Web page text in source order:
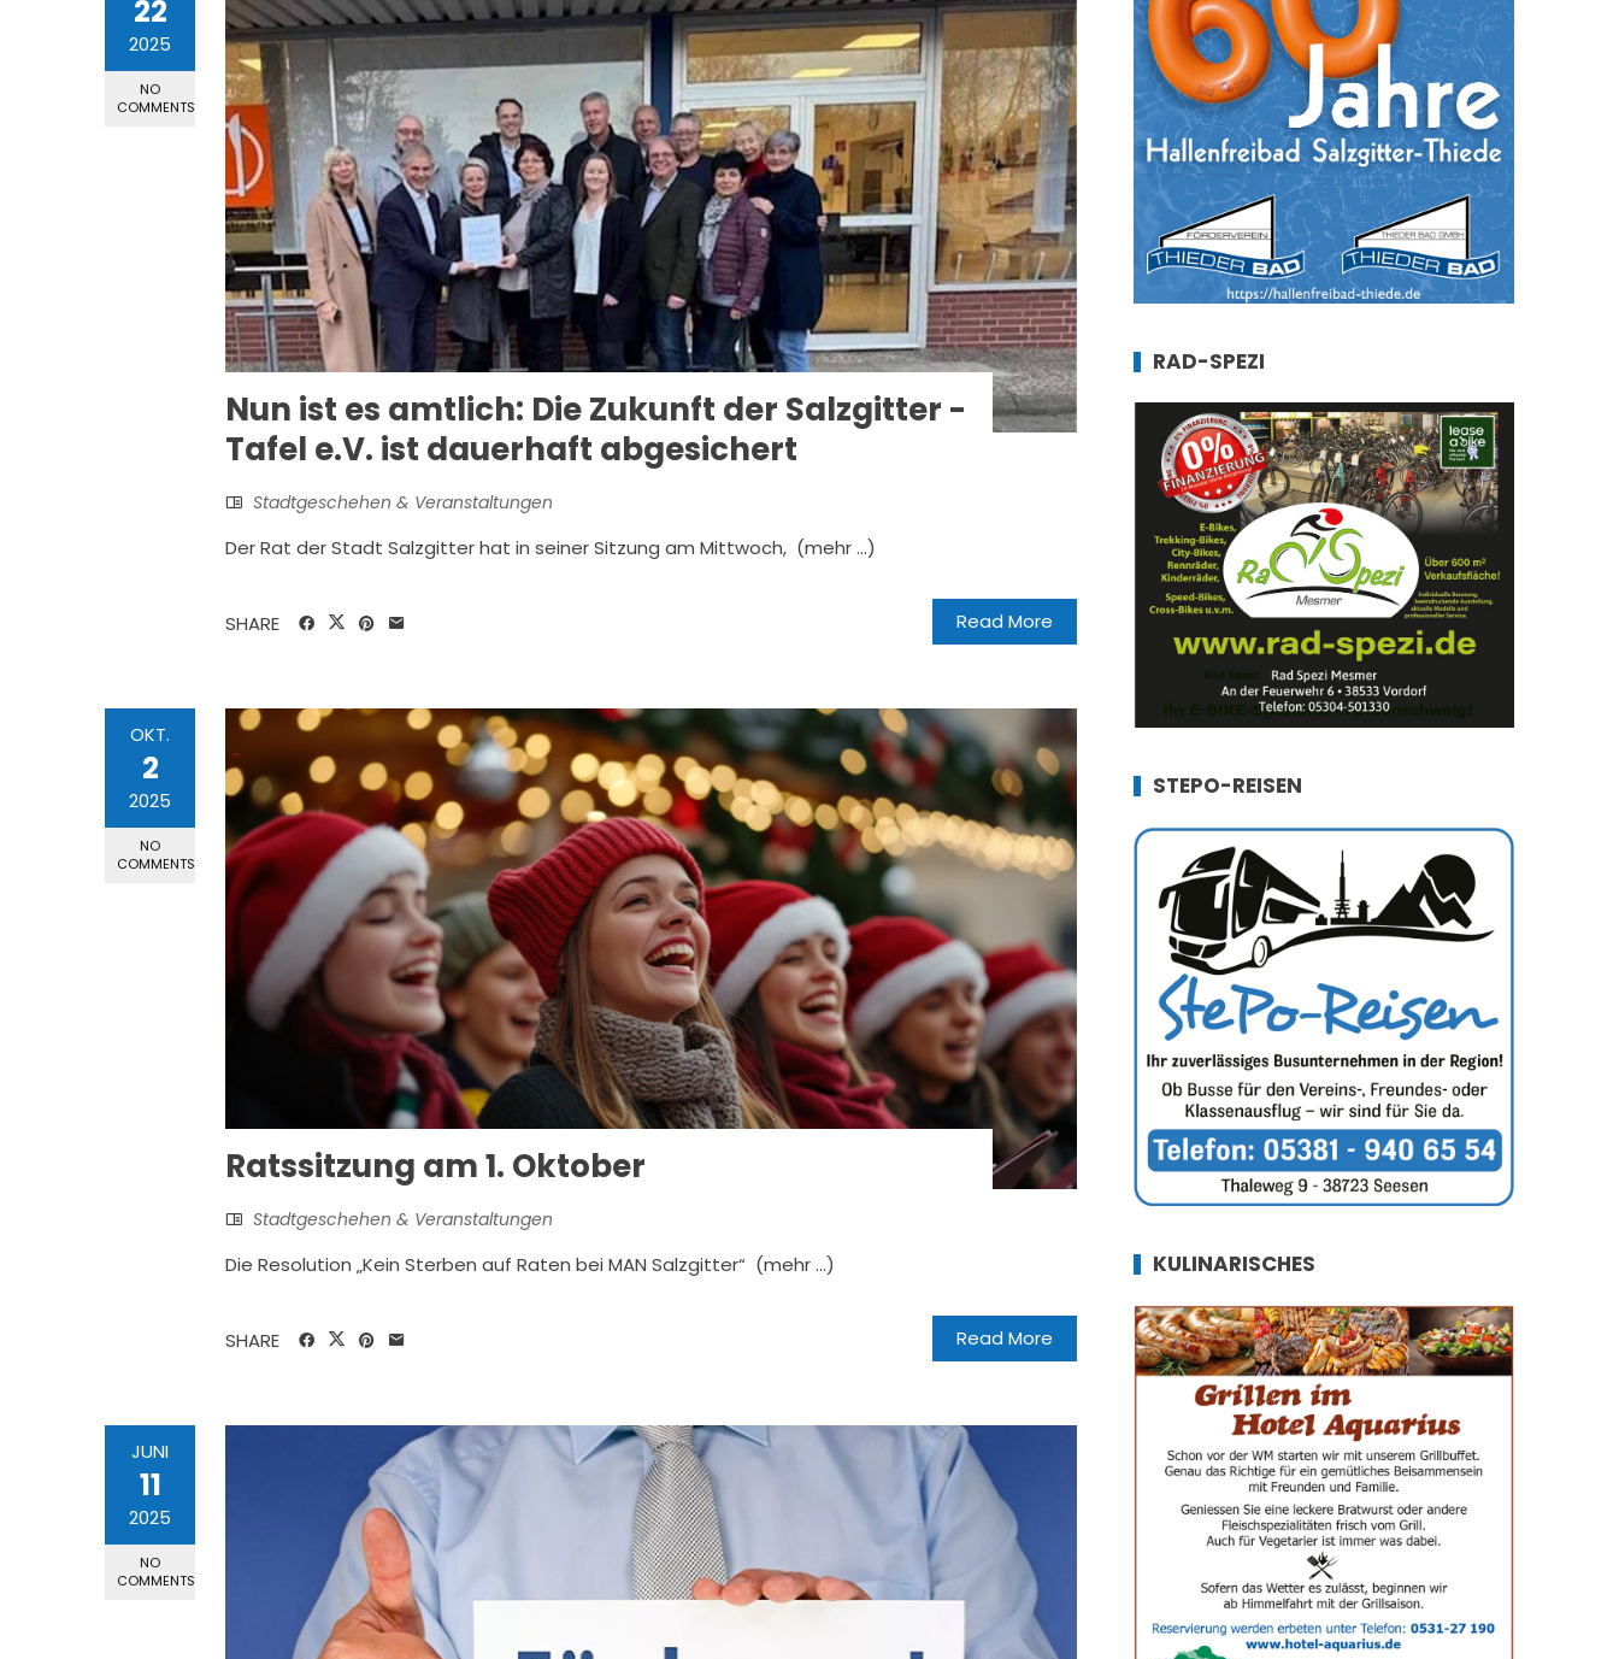
22
2025
NO
COMMENTS
Nun ist es amtlich: Die Zukunft der Salzgitter -
Tafel e.V. ist dauerhaft abgesichert
Stadtgeschehen & Veranstaltungen
Der Rat der Stadt Salzgitter hat in seiner Sitzung am Mittwoch, (mehr …)
Read More
SHARE
OKT.
2
2025
NO
COMMENTS
Ratssitzung am 1. Oktober
Stadtgeschehen & Veranstaltungen
Die Resolution „Kein Sterben auf Raten bei MAN Salzgitter“ (mehr …)
Read More
SHARE
JUNI
11
2025
NO
COMMENTS
RAD-SPEZI
STEPO-REISEN
KULINARISCHES